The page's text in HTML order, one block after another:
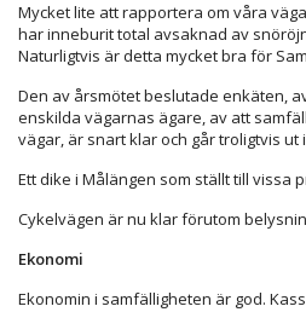
Mycket lite att rapportera om våra
har inneburit total avsaknad av
Naturligtvis är detta mycket bra för
Den av årsmötet beslutade enkäten,
enskilda vägarnas ägare, av att
vägar, är snart klar och går troligtvis ut
Ett dike i Målängen som ställt till vissa
Cykelvägen är nu klar förutom
Ekonomi
Ekonomin i samfälligheten är god.